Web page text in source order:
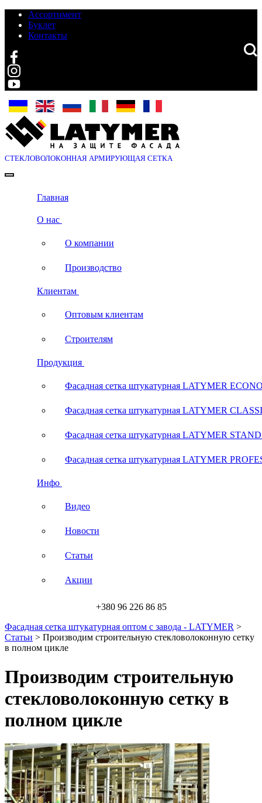
Ассортимент
Буклет
Контакты
Search
СТЕКЛОВОЛОКОННАЯ АРМИРУЮЩАЯ СЕТКА
Главная
О нас
О компании
Производство
Клиентам
Оптовым клиентам
Строителям
Продукция
Фасадная сетка штукатурная LATYMER
Фасадная сетка штукатурная LATYMER
Фасадная сетка штукатурная LATYMER
Фасадная сетка штукатурная LATYMER
Инфо
Видео
Новости
Статьи
Акции
+380 96 226 86 85
Фасадная сетка штукатурная оптом с завода - LATYMER >
Статьи > Производим строительную стекловолоконную сетку
в полном цикле
Производим строительную
стекловолоконную сетку в
полном цикле